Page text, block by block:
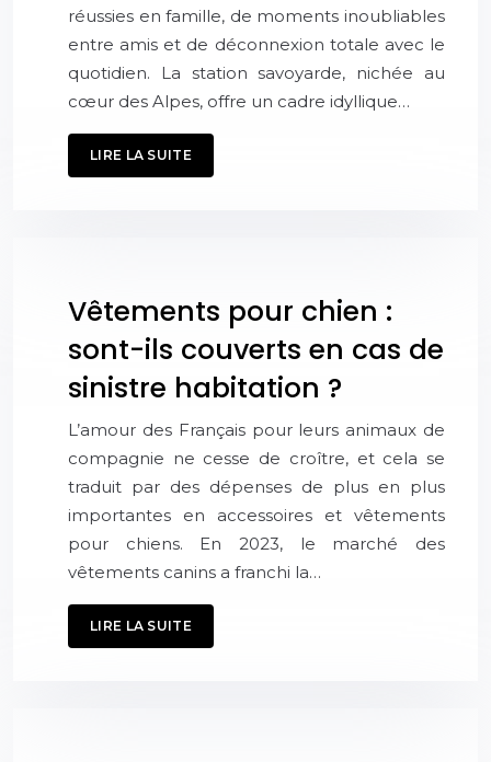
réussies en famille, de moments inoubliables
entre amis et de déconnexion totale avec le
quotidien. La station savoyarde, nichée au
cœur des Alpes, offre un cadre idyllique…
LIRE LA SUITE
Vêtements pour chien :
sont-ils couverts en cas de
sinistre habitation ?
L’amour des Français pour leurs animaux de
compagnie ne cesse de croître, et cela se
traduit par des dépenses de plus en plus
importantes en accessoires et vêtements
pour chiens. En 2023, le marché des
vêtements canins a franchi la…
LIRE LA SUITE